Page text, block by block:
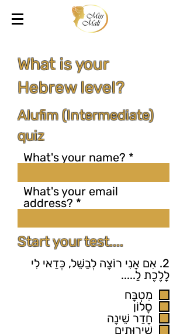
What is your
Hebrew level?
Alufim (Intermediate)
quiz
What's your name?
What's your email
address?
Start your test....
2. אִם אֲנִי רוֹצָה לְבַשֵּׁל, כְּדַאי לִי
לָלֶכֶת לַ.....
מִטְבָּח
סָלוֹן
חֲדַר שֵׁינָה
שֵׁירוּתִים